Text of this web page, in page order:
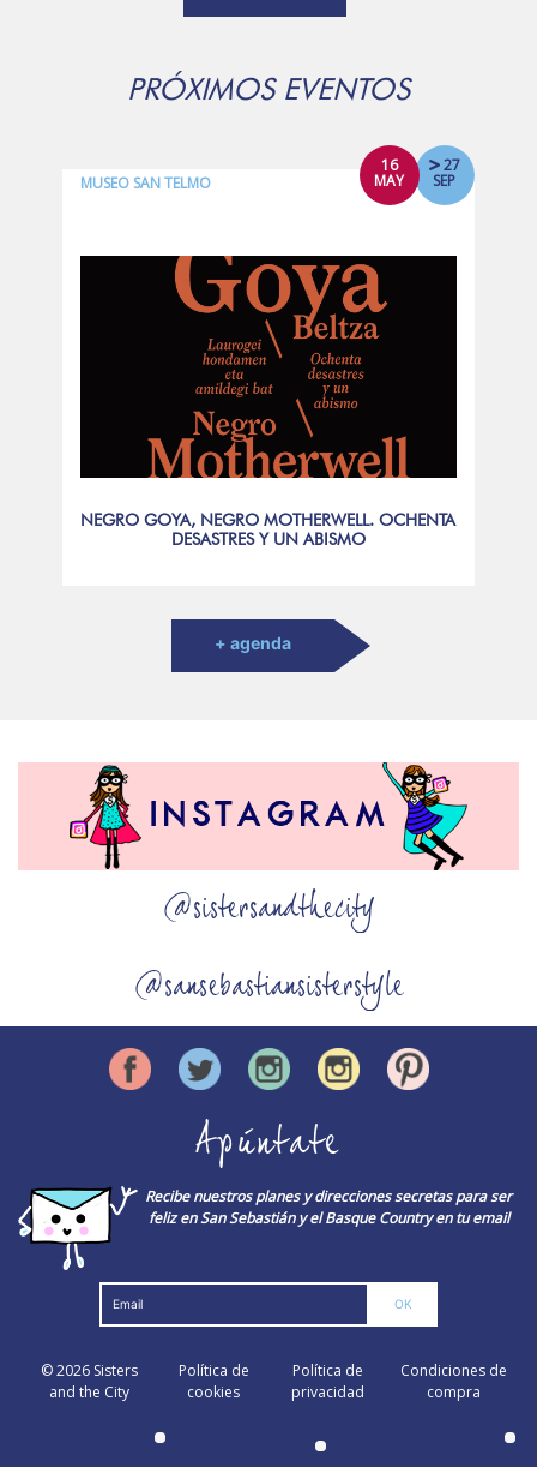
PRÓXIMOS EVENTOS
16
MAY
27
SEP
MUSEO SAN TELMO
NEGRO GOYA, NEGRO MOTHERWELL. OCHENTA
DESASTRES Y UN ABISMO
+ agenda
@sistersandthecity
@sansebastiansisterstyle
Apúntate
Recibe nuestros planes y direcciones secretas para ser
feliz en San Sebastián y el Basque Country en tu email
© 2026 Sisters
and the City
Política de
cookies
Política de
privacidad
Condiciones de
compra